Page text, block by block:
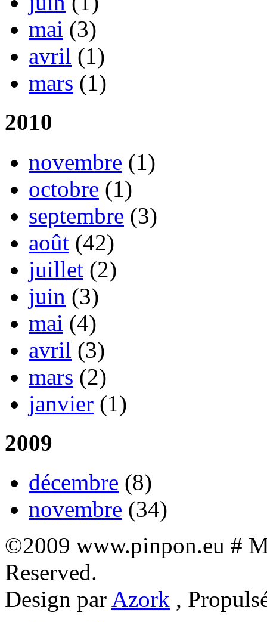
mai (3)
avril (1)
mars (1)
2010
novembre (1)
octobre (1)
septembre (3)
août (42)
juillet (2)
juin (3)
mai (4)
avril (3)
mars (2)
janvier (1)
2009
décembre (8)
novembre (34)
©2009 www.pinpon.eu #
Reserved.
Design par Azork ,